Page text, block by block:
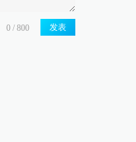
发表